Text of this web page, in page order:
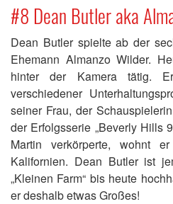
#8 Dean Butler aka
Dean Butler spielte ab der
Ehemann Almanzo Wilder.
hinter der Kamera tätig.
verschiedener
seiner Frau, der
der Erfolgsserie „Beverly Hills
Martin verkörperte, wohnt
Kalifornien. Dean Butler ist
„Kleinen Farm“ bis heute
er deshalb etwas Großes!